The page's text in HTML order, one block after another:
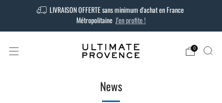
LIVRAISON OFFERTE sans minimum d'achat en France
Métropolitaine J'en profite !
0
News